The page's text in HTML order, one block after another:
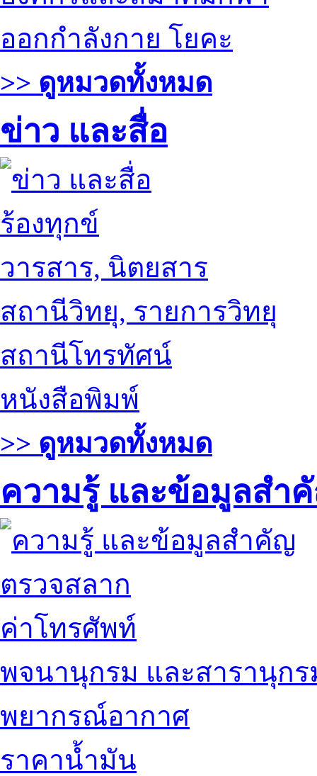
ออกกำลังกาย โยคะ
>> ดูหมวดทั้งหมด
ข่าว และสื่อ
ร้องทุกข์
วารสาร, นิตยสาร
สถานีวิทยุ, รายการวิทยุ
สถานีโทรทัศน์
หนังสือพิมพ์
>> ดูหมวดทั้งหมด
ความรู้ และข้อมูลสำ
ตรวจสลาก
ค่าโทรศัพท์
พจนานุกรม และสารานุกร
พยากรณ์อากาศ
ราคาน้ำมัน